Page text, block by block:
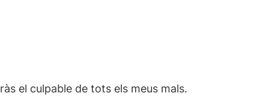
el culpable de tots els meus mals.